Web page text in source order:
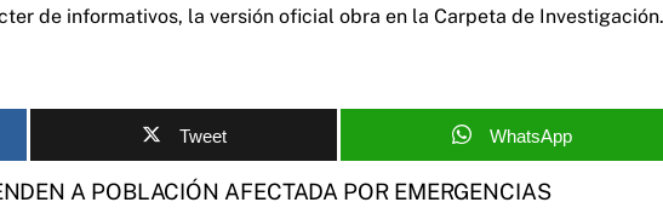
de informativos, la versión oficial obra en la Carpeta de Investigación.
Tweet WhatsApp
A POBLACIÓN AFECTADA POR EMERGENCIAS